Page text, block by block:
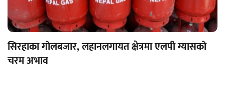
सिरहाका गोलबजार, लहानलगायत क्षेत्रमा एलपी ग्यासको
चरम अभाव